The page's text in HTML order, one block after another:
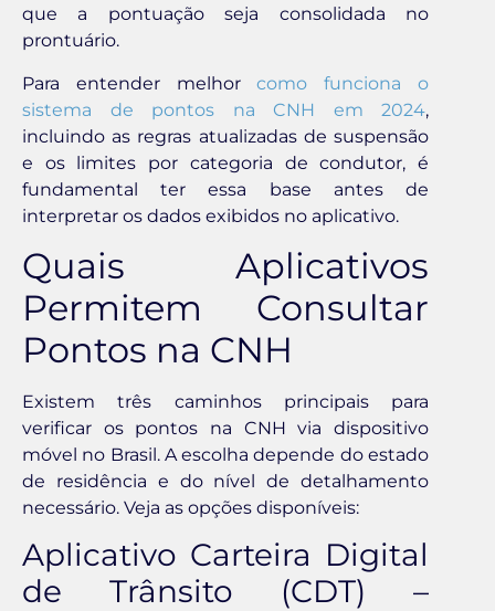
que a pontuação seja consolidada no
prontuário.
Para entender melhorcomo funciona o
sistema de pontos na CNH em 2024,
incluindo as regras atualizadas de suspensão
e os limites por categoria de condutor, é
fundamental ter essa base antes de
interpretar os dados exibidos no aplicativo.
Quais Aplicativos
Permitem Consultar
Pontos na CNH
Existem três caminhos principais para
verificar os pontos na CNH via dispositivo
móvel no Brasil. A escolha depende do estado
de residência e do nível de detalhamento
necessário. Veja as opções disponíveis:
Aplicativo Carteira Digital
de Trânsito (CDT) –